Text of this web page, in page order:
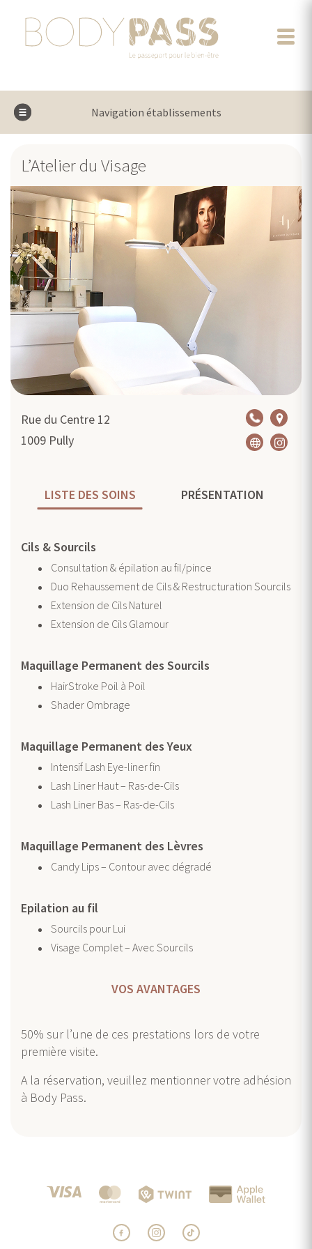
Navigation établissements
L’Atelier du Visage
Rue du Centre 12
1009 Pully
LISTE DES SOINS PRÉSENTATION
Cils & Sourcils
Consultation & épilation au fil/pince
Duo Rehaussement de Cils & Restructuration Sourcils
Extension de Cils Naturel
Extension de Cils Glamour
Maquillage Permanent des Sourcils
HairStroke Poil à Poil
Shader Ombrage
Maquillage Permanent des Yeux
Intensif Lash Eye-liner fin
Lash Liner Haut – Ras-de-Cils
Lash Liner Bas – Ras-de-Cils
Maquillage Permanent des Lèvres
Candy Lips – Contour avec dégradé
Epilation au fil
Sourcils pour Lui
Visage Complet – Avec Sourcils
VOS AVANTAGES
50% sur l’une de ces prestations lors de votre
première visite.
A la réservation, veuillez mentionner votre adhésion
à Body Pass.